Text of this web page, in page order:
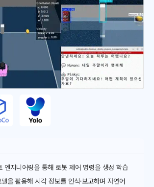
엔지니어링을 통해 로봇 제어 명령을 생성 학습
을 활용해 시각 정보를 인식·보고하며 자연어